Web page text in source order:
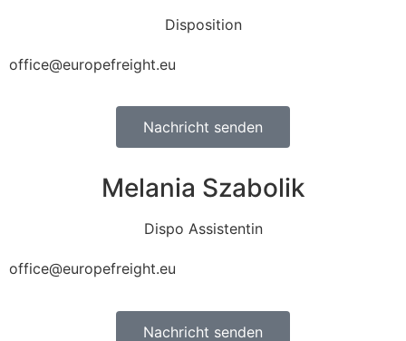
Disposition
office@europefreight.eu
Nachricht senden
Melania Szabolik
Dispo Assistentin
office@europefreight.eu
Nachricht senden